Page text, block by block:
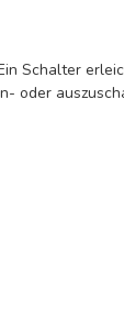
Schalter
oder